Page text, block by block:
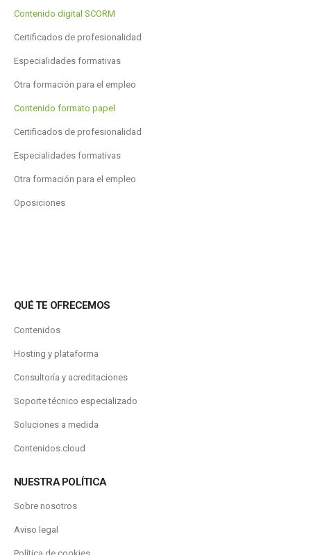
Contenido digital SCORM
Certificados de profesionalidad
Especialidades formativas
Otra formación para el empleo
Contenido formato papel
Certificados de profesionalidad
Especialidades formativas
Otra formación para el empleo
Oposiciones
QUÉ TE OFRECEMOS
Contenidos
Hosting y plataforma
Consultoría y acreditaciones
Soporte técnico especializado
Soluciones a medida
Contenidos.cloud
NUESTRA POLÍTICA
Sobre nosotros
Aviso legal